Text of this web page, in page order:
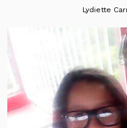
Lydiette